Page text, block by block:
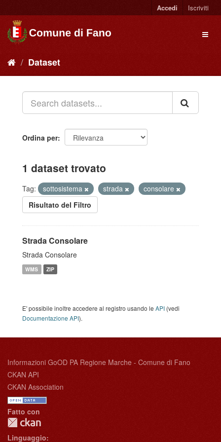
Accedi Iscriviti
Dataset
Ordina per
1 dataset trovato
Tag: sottosistema strada
consolare
Risultato del Filtro
Strada Consolare
Strada Consolare
WMS ZIP
E' possibile inoltre accedere al registro usando le API (vedi
Documentazione API).
Informazioni GoOD PA Regione Marche - Comune di Fano
CKAN API
CKAN Association
Fatto con
Linguaggio